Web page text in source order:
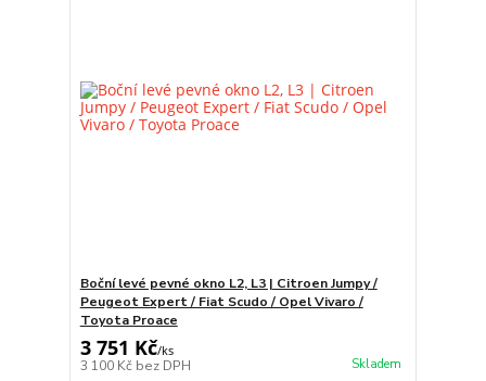
Boční levé pevné okno L2, L3 | Citroen Jumpy /
Peugeot Expert / Fiat Scudo / Opel Vivaro /
Toyota Proace
3 751 Kč/ks
3 100 Kč bez DPH Skladem